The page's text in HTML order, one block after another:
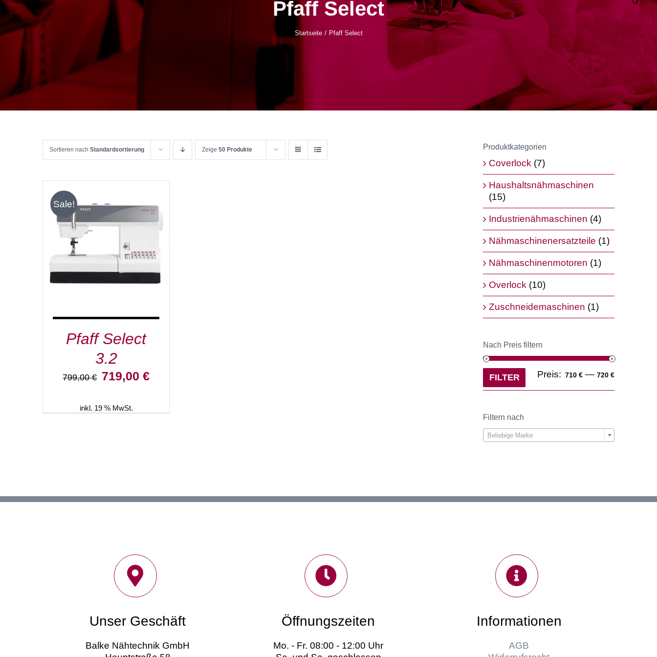
Pfaff Select
Startseite Pfaff Select
Sortieren nach Standardsortierung Zeige 50 Produkte
Sale!
IN DEN WARENKORB
Pfaff Select
3.2
799,00€ Ursprünglicher
799,00 €
719,00€Aktueller
inkl. 19 % MwSt.
Produktkategorien
Coverlock (7)
Haushaltsnähmaschinen
(15)
Industrienähmaschinen (4)
Nähmaschinenersatzteile (1)
Nähmaschinenmotoren (1)
Overlock (10)
Zuschneidemaschinen (1)
Nach Preis filtern
Min.
Max.
FILTER Preis: 710 € — 720 €
Filtern nach
Beliebige Marke
Unser Geschäft
Balke Nähtechnik GmbH
Öffnungszeiten
Mo. - Fr. 08:00 - 12:00 Uhr
Informationen
AGB